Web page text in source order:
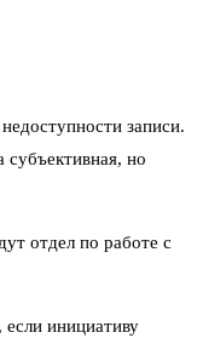
записи.
но
отдел по работе с
инициативу